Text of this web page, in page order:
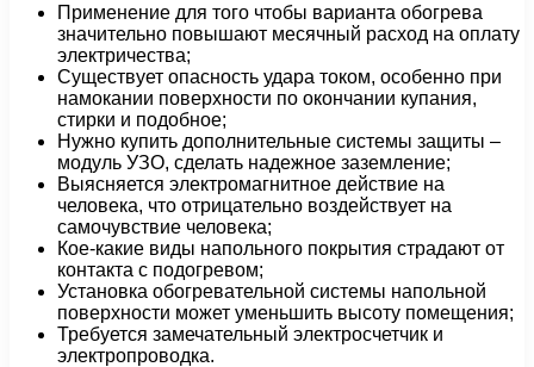
Применение для того чтобы варианта обогрева
значительно повышают месячный расход на оплату
электричества;
Существует опасность удара током, особенно при
намокании поверхности по окончании купания,
стирки и подобное;
Нужно купить дополнительные системы защиты –
модуль УЗО, сделать надежное заземление;
Выясняется электромагнитное действие на
человека, что отрицательно воздействует на
самочувствие человека;
Кое-какие виды напольного покрытия страдают от
контакта с подогревом;
Установка обогревательной системы напольной
поверхности может уменьшить высоту помещения;
Требуется замечательный электросчетчик и
электропроводка.